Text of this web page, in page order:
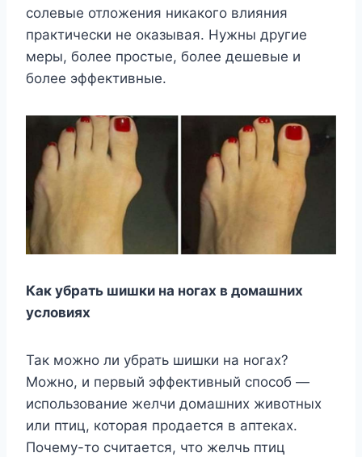
солевые отложения никакого влияния
практически не оказывая. Нужны другие
меры, более простые, более дешевые и
более эффективные.
Как убрать шишки на ногах в домашних
условиях
Так можно ли убрать шишки на ногах?
Можно, и первый эффективный способ —
использование желчи домашних животных
или птиц, которая продается в аптеках.
Почему-то считается, что желчь птиц